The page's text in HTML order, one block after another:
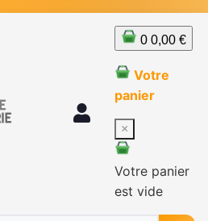
0 0,00 €
Votre
panier
×
Votre panier
est vide